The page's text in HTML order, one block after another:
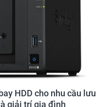
HDD cho nhu cầu lưu
giải trí gia đình